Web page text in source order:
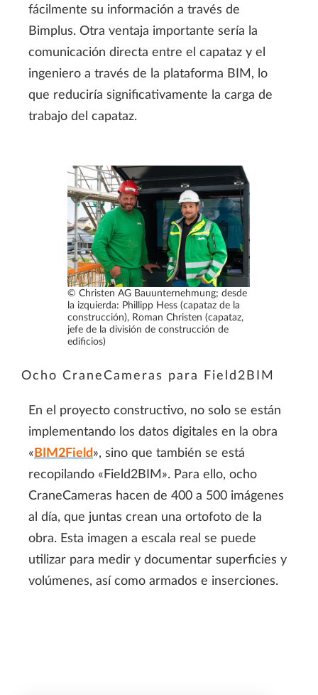
fácilmente su información a través de
Bimplus. Otra ventaja importante sería la
comunicación directa entre el capataz y el
ingeniero a través de la plataforma BIM, lo
que reduciría significativamente la carga de
trabajo del capataz.
© Christen AG Bauunternehmung; desde
la izquierda: Phillipp Hess (capataz de la
construcción), Roman Christen (capataz,
jefe de la división de construcción de
edificios)
Ocho CraneCameras para Field2BIM
En el proyecto constructivo, no solo se están
implementando los datos digitales en la obra
« BIM2Field », sino que también se está
recopilando «Field2BIM». Para ello, ocho
CraneCameras hacen de 400 a 500 imágenes
al día, que juntas crean una ortofoto de la
obra. Esta imagen a escala real se puede
utilizar para medir y documentar superficies y
volúmenes, así como armados e inserciones.